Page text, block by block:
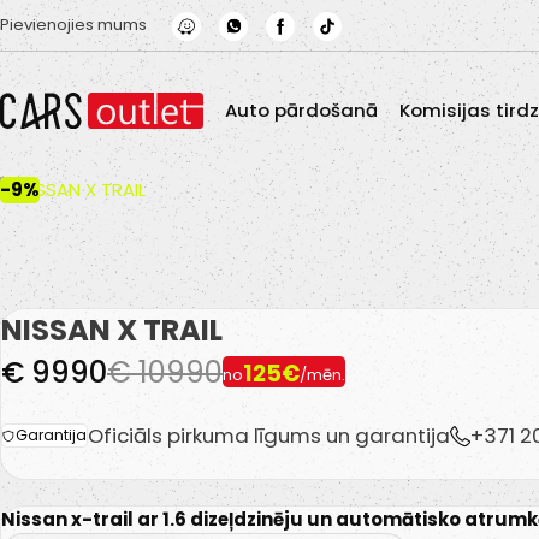
Skip to main content
Pievienojies mums
Auto pārdošanā Komisijas
-9%
NISSAN X TRAIL
no125€/mēn.
€ 10990
€ 9990
GarantijaOficiāls pirkuma līgums un garantija +371
Nissan x-trail ar 1.6 dizeļdzinēju un automātisko